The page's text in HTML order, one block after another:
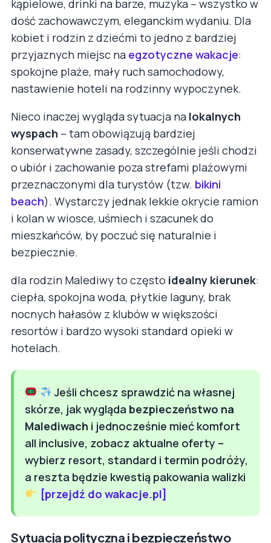
kąpielowe, drinki na barze, muzyka – wszystko w
dość zachowawczym, eleganckim wydaniu. Dla
kobiet i rodzin z dziećmi to jedno z bardziej
przyjaznych miejsc na egzotyczne wakacje:
spokojne plaże, mały ruch samochodowy,
nastawienie hoteli na rodzinny wypoczynek.
Nieco inaczej wygląda sytuacja na lokalnych
wyspach – tam obowiązują bardziej
konserwatywne zasady, szczególnie jeśli chodzi
o ubiór i zachowanie poza strefami plażowymi
przeznaczonymi dla turystów (tzw. bikini
beach). Wystarczy jednak lekkie okrycie ramion
i kolan w wiosce, uśmiech i szacunek do
mieszkańców, by poczuć się naturalnie i
bezpiecznie.
dla rodzin Malediwy to często idealny kierunek:
ciepła, spokojna woda, płytkie laguny, brak
nocnych hałasów z klubów w większości
resortów i bardzo wysoki standard opieki w
hotelach.
Jeśli chcesz sprawdzić na własnej
skórze, jak wygląda bezpieczeństwo na
Malediwach i jednocześnie mieć komfort
all inclusive, zobacz aktualne oferty –
wybierz resort, standard i termin podróży,
a reszta będzie kwestią pakowania walizki
[przejdź do wakacje.pl]
Sytuacja polityczna i bezpieczeństwo